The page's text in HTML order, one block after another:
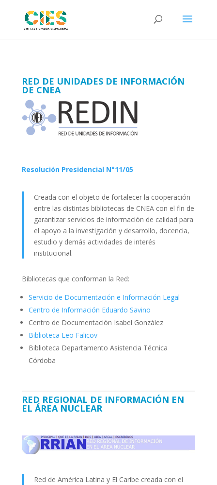
RED DE UNIDADES DE INFORMACIÓN
DE CNEA
Resolución Presidencial N°11/05
Creada con el objeto de fortalecer la cooperación
entre las distintas bibliotecas de CNEA con el fin de
garantizar servicios de información de calidad para
el apoyo a la investigación y desarrollo, docencia,
estudio y demás actividades de interés
institucional.
Bibliotecas que conforman la Red:
Servicio de Documentación e Información Legal
Centro de Información Eduardo Savino
Centro de Documentación Isabel González
Biblioteca Leo Falicov
Biblioteca Departamento Asistencia Técnica
Córdoba
RED REGIONAL DE INFORMACIÓN EN
EL ÁREA NUCLEAR
Red de América Latina y El Caribe creada con el